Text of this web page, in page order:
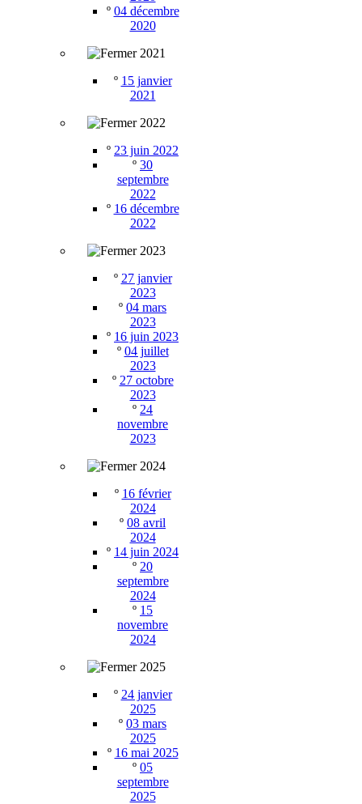
º 04 décembre
2020
2021
º 15 janvier
2021
2022
º 23 juin 2022
º 30
septembre
2022
º 16 décembre
2022
2023
º 27 janvier
2023
º 04 mars
2023
º 16 juin 2023
º 04 juillet
2023
º 27 octobre
2023
º 24
novembre
2023
2024
º 16 février
2024
º 08 avril
2024
º 14 juin 2024
º 20
septembre
2024
º 15
novembre
2024
2025
º 24 janvier
2025
º 03 mars
2025
º 16 mai 2025
º 05
septembre
2025